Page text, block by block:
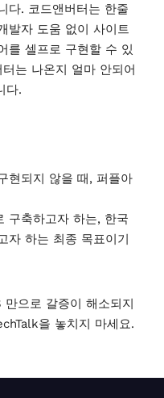
다. 코드앤버터는 한줄
발자 도움 없이 사이트
를 셀프로 구현할 수 있
는 나온지 얼마 안되어
다.
현되지 않을 때, 퍼플아
구축하고자 하는, 한국
자 하는 최종 목표이기
으로 갈증이 해소되지
을 놓치지 마세요.